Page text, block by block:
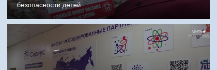
безопасности детей